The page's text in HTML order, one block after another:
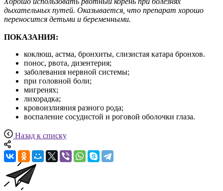
дыхательных путей. Оказывается, что препарат хорошо
переносится детьми и беременными.
ПОКАЗАНИЯ:
коклюш, астма, бронхиты, слизистая катара бронхов.
понос, рвота, дизентерия;
заболевания нервной системы;
при головной боли;
мигренях;
лихорадка;
кровоизлияния разного рода;
воспаление сосудистой и роговой оболочки глаза.
Назад к списку